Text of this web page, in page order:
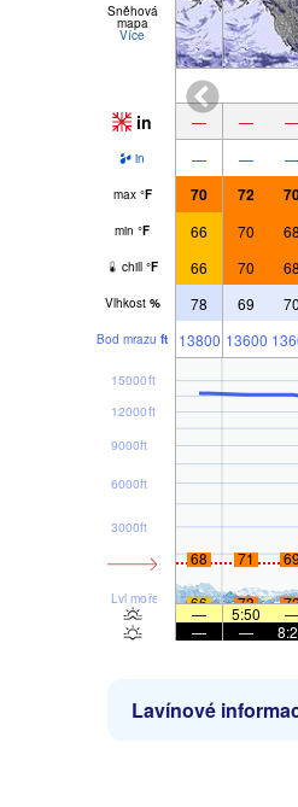
Sněhová
mapa
Více
in — — —
in — — —
max °F 70 72
min °F 66 70 68
chill °F 66 70 68
Vlhkost % 78 69 70
Bod mrazu ft 13800 13600
Lvl moře
3000ft
6000ft
9000ft
12000ft
15000ft
68 71
66 73
— 5:50 —
—
—
Lavínové